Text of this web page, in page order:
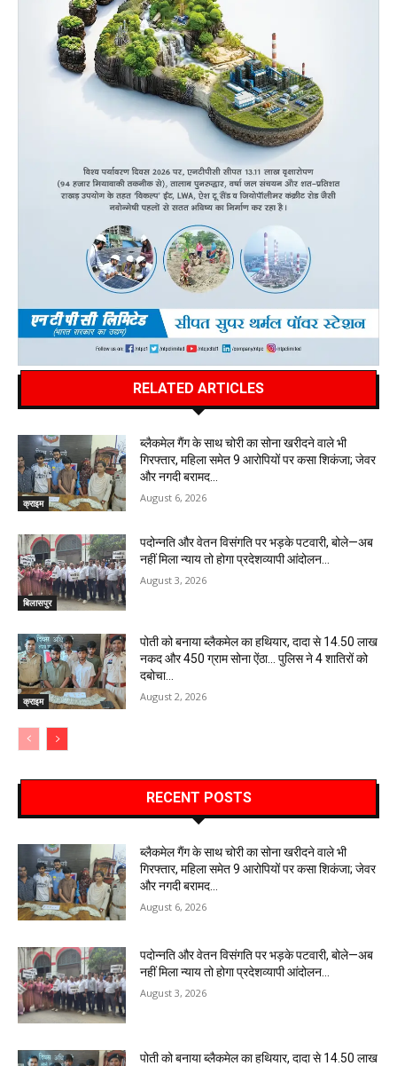
RELATED ARTICLES
क्राइम
ब्लैकमेल गैंग के साथ चोरी का सोना खरीदने वाले भी
गिरफ्तार, महिला समेत 9 आरोपियों पर कसा शिकंजा; जेवर
और नगदी बरामद…
August 6, 2026
बिलासपुर
पदोन्नति और वेतन विसंगति पर भड़के पटवारी, बोले—अब
नहीं मिला न्याय तो होगा प्रदेशव्यापी आंदोलन…
August 3, 2026
क्राइम
पोती को बनाया ब्लैकमेल का हथियार, दादा से 14.50 लाख
नकद और 450 ग्राम सोना ऐंठा… पुलिस ने 4 शातिरों को
दबोचा…
August 2, 2026
RECENT POSTS
ब्लैकमेल गैंग के साथ चोरी का सोना खरीदने वाले भी
गिरफ्तार, महिला समेत 9 आरोपियों पर कसा शिकंजा; जेवर
और नगदी बरामद…
August 6, 2026
पदोन्नति और वेतन विसंगति पर भड़के पटवारी, बोले—अब
नहीं मिला न्याय तो होगा प्रदेशव्यापी आंदोलन…
August 3, 2026
पोती को बनाया ब्लैकमेल का हथियार, दादा से 14.50 लाख